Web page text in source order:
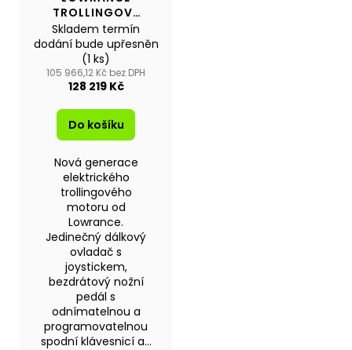
TROLLINGOVÝ
MOTOR RECON
72"SW
Skladem termín
dodání bude upřesněn
(1 ks)
105 966,12 Kč bez DPH
128 219 Kč
Do košíku
Nová generace
elektrického
trollingového
motoru od
Lowrance.
Jedinečný dálkový
ovladač s
joystickem,
bezdrátový nožní
pedál s
odnímatelnou a
programovatelnou
spodní klávesnicí a...